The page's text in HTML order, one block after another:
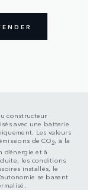
constructeur
avec une batterie
Les valeurs
de CO2, à la
et à
les conditions
installés, le
se basent